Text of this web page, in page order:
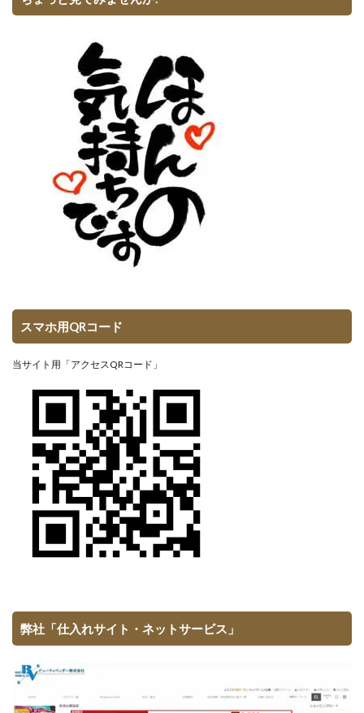
スマホ用QRコード
当サイト用「アクセスQRコード」
弊社「仕入れサイト・ネットサービス」